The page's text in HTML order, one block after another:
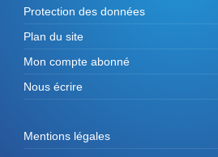
Protection des données
Plan du site
Mon compte abonné
Nous écrire
Mentions légales